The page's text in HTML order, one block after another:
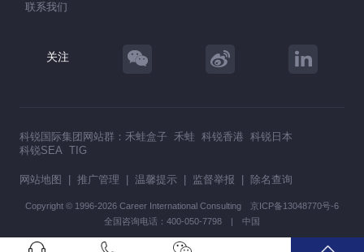
联系我们
关注
科锐国际集团网站群： 禾蛙盒子 禾蛙 科锐香港 科锐日本
科锐SEA TIG
网站地图 推广管理 温馨提示 监督举报 除名查询
Copyright © 1996-2026 Career International Consulting 京ICP备13048770号-6
全国咨询电话：400-050-7798 | 中国